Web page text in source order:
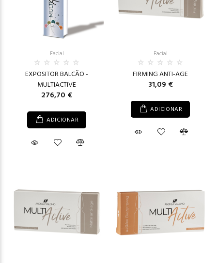
Facial
EXPOSITOR BALCÃO -
MULTIACTIVE
276,70 €
ADICIONAR
Facial
FIRMING ANTI-AGE
31,09 €
ADICIONAR